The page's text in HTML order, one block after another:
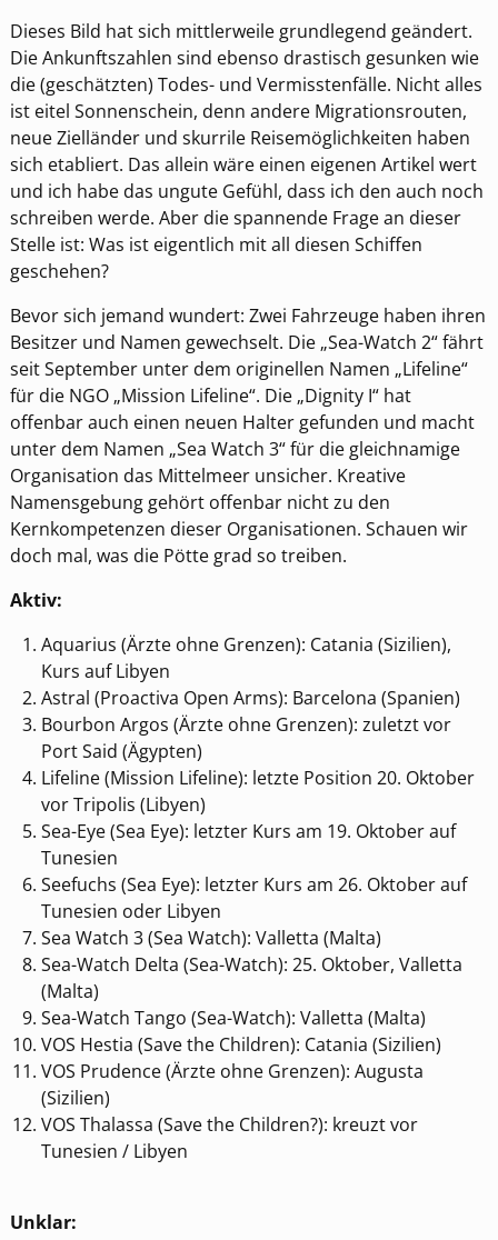
Dieses Bild hat sich mittlerweile grundlegend geändert.
Die Ankunftszahlen sind ebenso drastisch gesunken wie
die (geschätzten) Todes- und Vermisstenfälle. Nicht alles
ist eitel Sonnenschein, denn andere Migrationsrouten,
neue Zielländer und skurrile Reisemöglichkeiten haben
sich etabliert. Das allein wäre einen eigenen Artikel wert
und ich habe das ungute Gefühl, dass ich den auch noch
schreiben werde. Aber die spannende Frage an dieser
Stelle ist: Was ist eigentlich mit all diesen Schiffen
geschehen?
Bevor sich jemand wundert: Zwei Fahrzeuge haben ihren
Besitzer und Namen gewechselt. Die „Sea-Watch 2“ fährt
seit September unter dem originellen Namen „Lifeline“
für die NGO „Mission Lifeline“. Die „Dignity I“ hat
offenbar auch einen neuen Halter gefunden und macht
unter dem Namen „Sea Watch 3“ für die gleichnamige
Organisation das Mittelmeer unsicher. Kreative
Namensgebung gehört offenbar nicht zu den
Kernkompetenzen dieser Organisationen. Schauen wir
doch mal, was die Pötte grad so treiben.
Aktiv:
Aquarius (Ärzte ohne Grenzen): Catania (Sizilien),
Kurs auf Libyen
Astral (Proactiva Open Arms): Barcelona (Spanien)
Bourbon Argos (Ärzte ohne Grenzen): zuletzt vor
Port Said (Ägypten)
Lifeline (Mission Lifeline): letzte Position 20. Oktober
vor Tripolis (Libyen)
Sea-Eye (Sea Eye): letzter Kurs am 19. Oktober auf
Tunesien
Seefuchs (Sea Eye): letzter Kurs am 26. Oktober auf
Tunesien oder Libyen
Sea Watch 3 (Sea Watch): Valletta (Malta)
Sea-Watch Delta (Sea-Watch): 25. Oktober, Valletta
(Malta)
Sea-Watch Tango (Sea-Watch): Valletta (Malta)
VOS Hestia (Save the Children): Catania (Sizilien)
VOS Prudence (Ärzte ohne Grenzen): Augusta
(Sizilien)
VOS Thalassa (Save the Children?): kreuzt vor
Tunesien / Libyen
Unklar: